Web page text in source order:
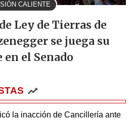
CALIENTE
Ley de Tierras de
se juega su
en el Senado
la inacción de Cancillería ante